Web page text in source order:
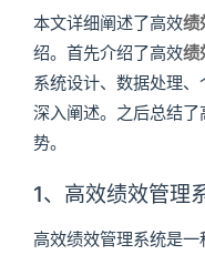
本文详细阐述了高效绩
绍。首先介绍了高效绩
系统设计、数据处理
深入阐述。之后总结了
势。
1、高效绩效管理
高效绩效管理系统是